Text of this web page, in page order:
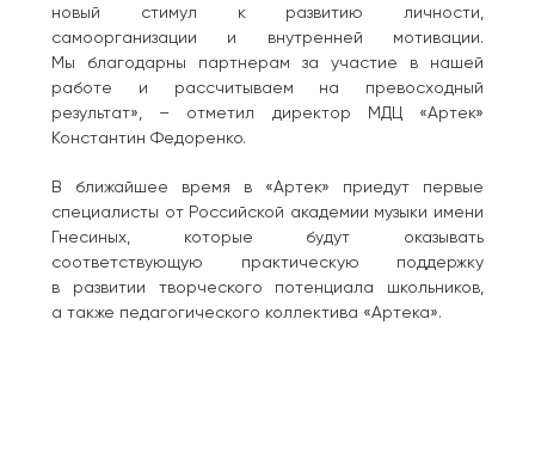
новый стимул к развитию личности,
самоорганизации и внутренней мотивации.
Мы благодарны партнерам за участие в нашей
работе и рассчитываем на превосходный
результат», – отметил директор МДЦ «Артек»
Константин Федоренко.
В ближайшее время в «Артек» приедут первые
специалисты от Российской академии музыки имени
Гнесиных, которые будут оказывать
соответствующую практическую поддержку
в развитии творческого потенциала школьников,
а также педагогического коллектива «Артека».